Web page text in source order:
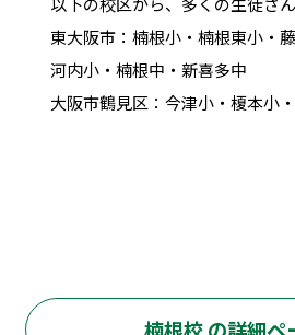
東大阪市：楠根小・楠根東小・
河内小・楠根中・新喜多中
大阪市鶴見区：今津小・榎本小